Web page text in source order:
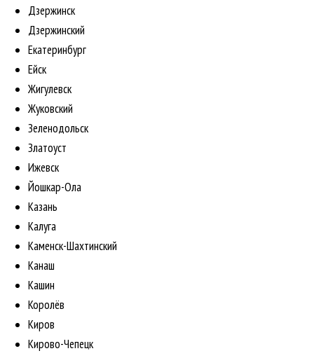
Дзержинск
Дзержинский
Екатеринбург
Ейск
Жигулевск
Жуковский
Зеленодольск
Златоуст
Ижевск
Йошкар-Ола
Казань
Калуга
Каменск-Шахтинский
Канаш
Кашин
Королёв
Киров
Кирово-Чепецк